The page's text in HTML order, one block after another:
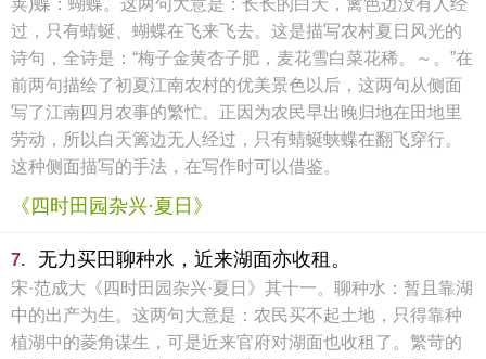
荚)蝶：蝴蝶。这两句大意是：长长的白天，篱笆边没有人经
过，只有蜻蜒、蝴蝶在飞来飞去。这是描写农村夏日风光的
诗句，全诗是：“梅子金黄杏子肥，麦花雪白菜花稀。～。”在
前两句描绘了初夏江南农村的优美景色以后，这两句从侧面
写了江南四月农事的繁忙。正因为农民早出晚归地在田地里
劳动，所以白天篱边无人经过，只有蜻蜒蛱蝶在翻飞穿行。
这种侧面描写的手法，在写作时可以借鉴。
《四时田园杂兴·夏日》
7. 无力买田聊种水，近来湖面亦收租。
宋·范成大《四时田园杂兴·夏日》其十一。聊种水：暂且靠湖
中的出产为生。这两句大意是：农民买不起土地，只得靠种
植湖中的菱角谋生，可是近来官府对湖面也收租了。繁苛的